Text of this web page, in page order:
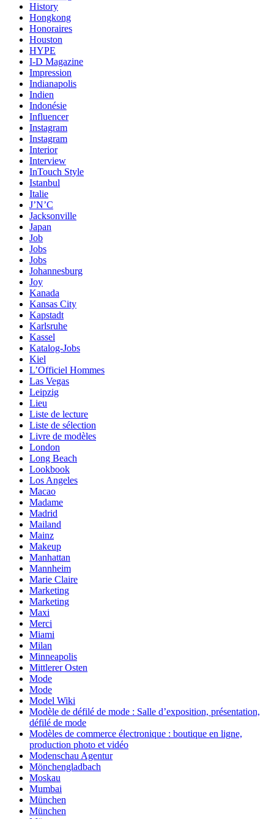
History
Hongkong
Honoraires
Houston
HYPE
I-D Magazine
Impression
Indianapolis
Indien
Indonésie
Influencer
Instagram
Instagram
Interior
Interview
InTouch Style
Istanbul
Italie
J’N’C
Jacksonville
Japan
Job
Jobs
Jobs
Johannesburg
Joy
Kanada
Kansas City
Kapstadt
Karlsruhe
Kassel
Katalog-Jobs
Kiel
L’Officiel Hommes
Las Vegas
Leipzig
Lieu
Liste de lecture
Liste de sélection
Livre de modèles
London
Long Beach
Lookbook
Los Angeles
Macao
Madame
Madrid
Mailand
Mainz
Makeup
Manhattan
Mannheim
Marie Claire
Marketing
Marketing
Maxi
Merci
Miami
Milan
Minneapolis
Mittlerer Osten
Mode
Mode
Model Wiki
Modèle de défilé de mode : Salle d’exposition, présentation,
défilé de mode
Modèles de commerce électronique : boutique en ligne,
production photo et vidéo
Modenschau Agentur
Mönchengladbach
Moskau
Mumbai
München
München